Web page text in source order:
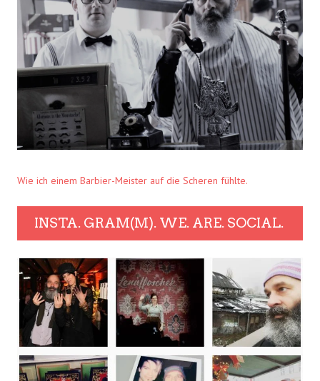
Wie ich einem Barbier-Meister auf die Scheren fühlte.
INSTA. GRAM(M). WE. ARE. SOCIAL.